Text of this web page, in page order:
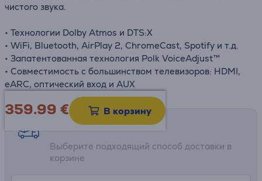
чистого звука.
• Технологии Dolby Atmos и DTS:X
• WiFi, Bluetooth, AirPlay 2, ChromeCast, Spotify и т.д.
• Запатентованная технология Polk VoiceAdjust™
• Совместимость с большинством телевизоров: HDMI,
eARC, оптический вход и AUX
359.99 € В корзину
Возможности доставки
Выберите подходящий способ доставки в
корзине